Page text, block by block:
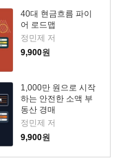
40대 현금흐름 파이
어 로드맵
정민제 저
9,900원
1,000만 원으로 시작
하는 안전한 소액 부
동산 경매
정민제 저
9,900원